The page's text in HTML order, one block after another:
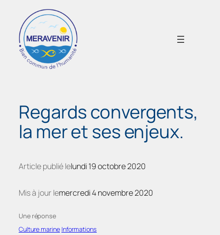
contenu
Regards convergents,
la mer et ses enjeux.
Article publié lelundi 19 octobre 2020
Mis à jour lemercredi 4 novembre 2020
Une réponse
Culture marine Informations